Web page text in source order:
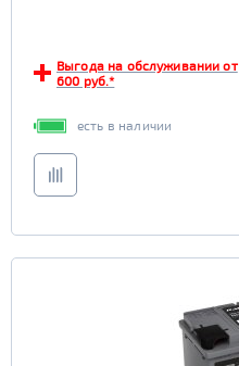
Выгода на обслуживании от
600 руб.*
есть в наличии